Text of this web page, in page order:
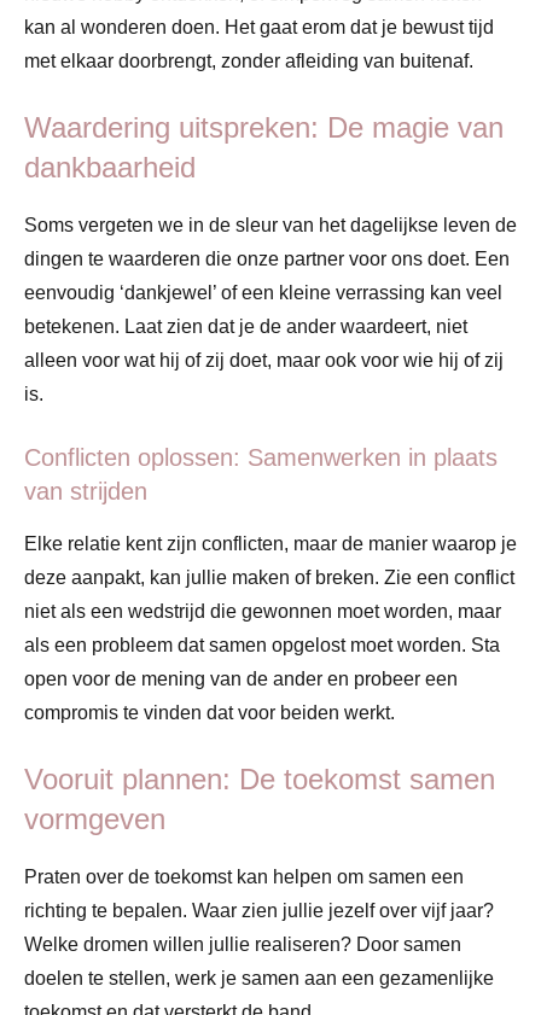
kan al wonderen doen. Het gaat erom dat je bewust tijd
met elkaar doorbrengt, zonder afleiding van buitenaf.
Waardering uitspreken: De magie van
dankbaarheid
Soms vergeten we in de sleur van het dagelijkse leven de
dingen te waarderen die onze partner voor ons doet. Een
eenvoudig ‘dankjewel’ of een kleine verrassing kan veel
betekenen. Laat zien dat je de ander waardeert, niet
alleen voor wat hij of zij doet, maar ook voor wie hij of zij
is.
Conflicten oplossen: Samenwerken in plaats
van strijden
Elke relatie kent zijn conflicten, maar de manier waarop je
deze aanpakt, kan jullie maken of breken. Zie een conflict
niet als een wedstrijd die gewonnen moet worden, maar
als een probleem dat samen opgelost moet worden. Sta
open voor de mening van de ander en probeer een
compromis te vinden dat voor beiden werkt.
Vooruit plannen: De toekomst samen
vormgeven
Praten over de toekomst kan helpen om samen een
richting te bepalen. Waar zien jullie jezelf over vijf jaar?
Welke dromen willen jullie realiseren? Door samen
doelen te stellen, werk je samen aan een gezamenlijke